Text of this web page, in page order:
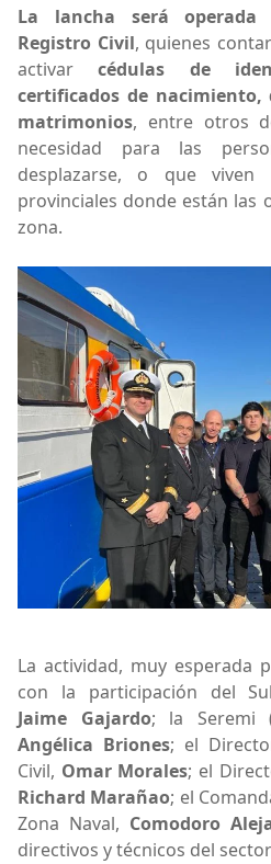
La lancha será
Registro Civil, quienes
activarcédulas de
certificados de nacimiento,
matrimonios, entre otros
necesidad para las
desplazarse, o que
provinciales donde están las
zona.
La actividad, muy esperada
con la participación del
Jaime Gajardo; la Seremi
Angélica Briones; el
Civil, Omar Morales; el
Richard Marañao; el
Zona Naval, Comodoro
directivos y técnicos del